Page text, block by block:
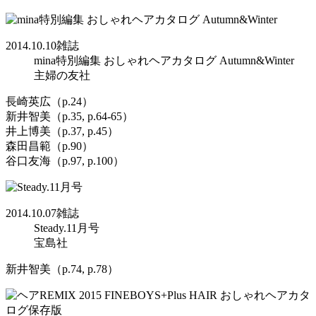
2014.10.10雑誌
mina特別編集 おしゃれヘアカタログ Autumn&Winter
主婦の友社
長崎英広（p.24）
新井智美（p.35, p.64-65）
井上博美（p.37, p.45）
森田昌範（p.90）
谷口友海（p.97, p.100）
2014.10.07雑誌
Steady.11月号
宝島社
新井智美（p.74, p.78）